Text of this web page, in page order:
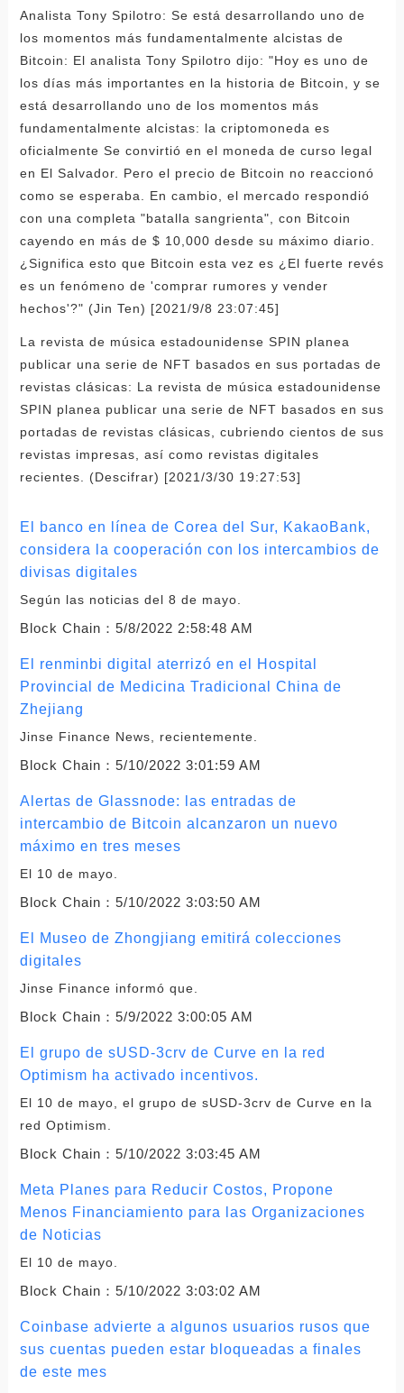
Analista Tony Spilotro: Se está desarrollando uno de
los momentos más fundamentalmente alcistas de
Bitcoin: El analista Tony Spilotro dijo: "Hoy es uno de
los días más importantes en la historia de Bitcoin, y se
está desarrollando uno de los momentos más
fundamentalmente alcistas: la criptomoneda es
oficialmente Se convirtió en el moneda de curso legal
en El Salvador. Pero el precio de Bitcoin no reaccionó
como se esperaba. En cambio, el mercado respondió
con una completa "batalla sangrienta", con Bitcoin
cayendo en más de $ 10,000 desde su máximo diario.
¿Significa esto que Bitcoin esta vez es ¿El fuerte revés
es un fenómeno de 'comprar rumores y vender
hechos'?" (Jin Ten) [2021/9/8 23:07:45]
La revista de música estadounidense SPIN planea
publicar una serie de NFT basados ​​en sus portadas de
revistas clásicas: La revista de música estadounidense
SPIN planea publicar una serie de NFT basados ​​en sus
portadas de revistas clásicas, cubriendo cientos de sus
revistas impresas, así como revistas digitales
recientes. (Descifrar) [2021/3/30 19:27:53]
El banco en línea de Corea del Sur, KakaoBank,
considera la cooperación con los intercambios de
divisas digitales
Según las noticias del 8 de mayo.
Block Chain： 5/8/2022 2:58:48 AM
El renminbi digital aterrizó en el Hospital
Provincial de Medicina Tradicional China de
Zhejiang
Jinse Finance News, recientemente.
Block Chain： 5/10/2022 3:01:59 AM
Alertas de Glassnode: las entradas de
intercambio de Bitcoin alcanzaron un nuevo
máximo en tres meses
El 10 de mayo.
Block Chain： 5/10/2022 3:03:50 AM
El Museo de Zhongjiang emitirá colecciones
digitales
Jinse Finance informó que.
Block Chain： 5/9/2022 3:00:05 AM
El grupo de sUSD-3crv de Curve en la red
Optimism ha activado incentivos.
El 10 de mayo, el grupo de sUSD-3crv de Curve en la
red Optimism.
Block Chain： 5/10/2022 3:03:45 AM
Meta Planes para Reducir Costos, Propone
Menos Financiamiento para las Organizaciones
de Noticias
El 10 de mayo.
Block Chain： 5/10/2022 3:03:02 AM
Coinbase advierte a algunos usuarios rusos que
sus cuentas pueden estar bloqueadas a finales
de este mes